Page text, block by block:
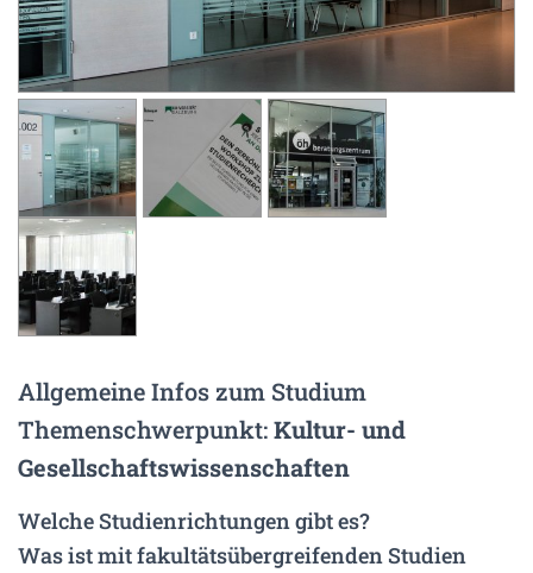
N
Allgemeine Infos zum Studium
Themenschwerpunkt:Kultur- und
Gesellschaftswissenschaften
Welche Studienrichtungen gibt es?
Was ist mit fakultätsübergreifenden Studien